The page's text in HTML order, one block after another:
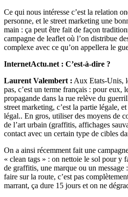
Ce qui nous intéresse c’est la relation
personne, et le street marketing une
main : ça peut être fait de façon
campagne de leaflet où l’on distribue
complexe avec ce qu’on appellera le
InternetActu.net : C’est-à-dire ?
Laurent Valembert : Aux Etats-Unis,
pas, c’est un terme français : pour eux,
propagande dans la rue relève du
street marketing, c’est la partie légale,
légal.. En gros, utiliser des moyens de
de l’art urbain (graffitis, affichages
contact avec un certain type de cibles
On a ainsi récemment fait une
« clean tags » : on nettoie le sol pour y
de graffitis, une marque ou un message
faire sur la route, c’est pas
marrant, ça dure 15 jours et on ne